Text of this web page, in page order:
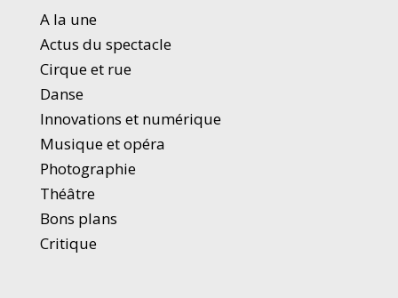
A la une
Actus du spectacle
Cirque et rue
Danse
Innovations et numérique
Musique et opéra
Photographie
Théâtre
Bons plans
Critique